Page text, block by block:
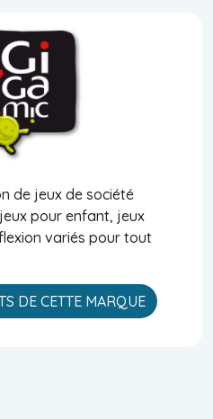
de jeux de société
pour enfant, jeux
variés pour tout
DE CETTE MARQUE